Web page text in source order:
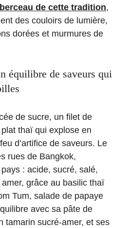
berceau de cette tradition,
des couloirs de lumière,
dorées et murmures de
équilibre de saveurs qui
de sucre, un filet de
thaï qui explose en
d’artifice de saveurs. Le
rues de Bangkok,
: acide, sucré, salé,
grâce au basilic thaï
Tum, salade de papaye
avec sa pâte de
tamarin sucré-amer, et ses